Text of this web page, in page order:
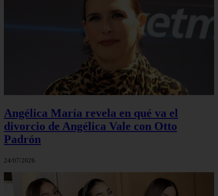
Angélica María revela en qué va el
divorcio de Angélica Vale con Otto
Padrón
24/07/2026